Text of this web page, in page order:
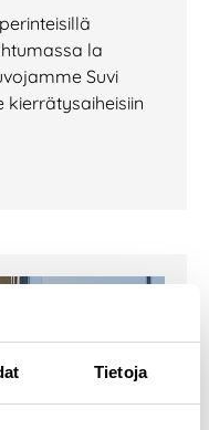
Tietoja
la
Suvi
kierrätysaiheisiin